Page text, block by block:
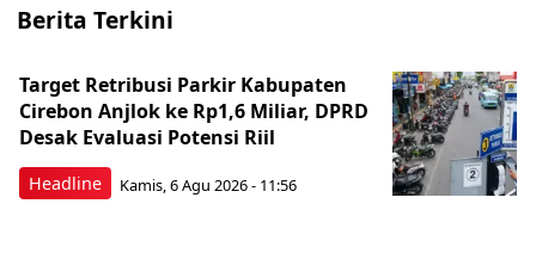
Berita Terkini
Headline
Target Retribusi Parkir Kabupaten
Cirebon Anjlok ke Rp1,6 Miliar, DPRD
Desak Evaluasi Potensi Riil
Kamis, 6 Agu 2026 - 11:56